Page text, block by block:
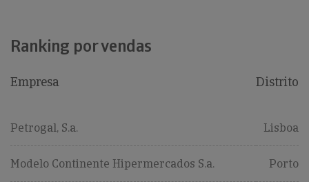
Ranking por vendas
Empresa Distrito
Petrogal, S.a. Lisboa
Modelo Continente Hipermercados S.a. Porto